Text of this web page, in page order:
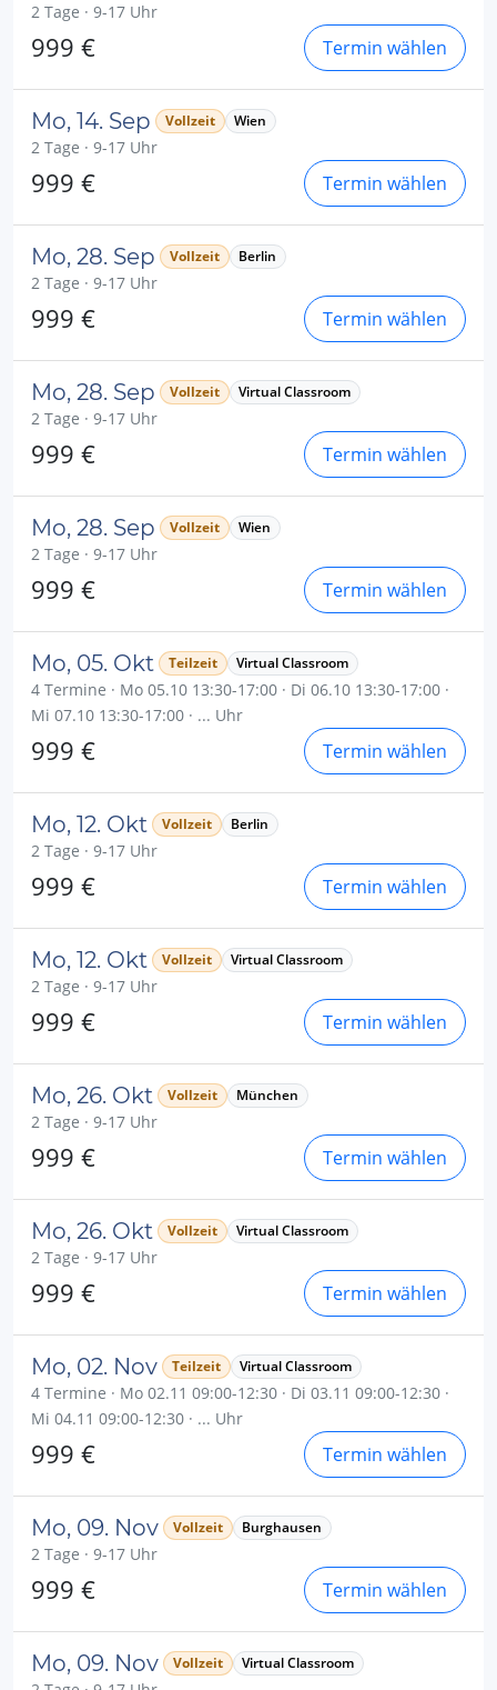
2 Tage · 9-17 Uhr
999 € Termin wählen
Mo, 14. Sep Vollzeit Wien
2 Tage · 9-17 Uhr
999 € Termin wählen
Mo, 28. Sep Vollzeit Berlin
2 Tage · 9-17 Uhr
999 € Termin wählen
Mo, 28. Sep Vollzeit Virtual Classroom
2 Tage · 9-17 Uhr
999 € Termin wählen
Mo, 28. Sep Vollzeit Wien
2 Tage · 9-17 Uhr
999 € Termin wählen
Mo, 05. Okt Teilzeit Virtual Classroom
4 Termine · Mo 05.10 13:30-17:00 · Di 06.10 13:30-17:00 ·
Mi 07.10 13:30-17:00 · ... Uhr
999 € Termin wählen
Mo, 12. Okt Vollzeit Berlin
2 Tage · 9-17 Uhr
999 € Termin wählen
Mo, 12. Okt Vollzeit Virtual Classroom
2 Tage · 9-17 Uhr
999 € Termin wählen
Mo, 26. Okt Vollzeit München
2 Tage · 9-17 Uhr
999 € Termin wählen
Mo, 26. Okt Vollzeit Virtual Classroom
2 Tage · 9-17 Uhr
999 € Termin wählen
Mo, 02. Nov Teilzeit Virtual Classroom
4 Termine · Mo 02.11 09:00-12:30 · Di 03.11 09:00-12:30 ·
Mi 04.11 09:00-12:30 · ... Uhr
999 € Termin wählen
Mo, 09. Nov Vollzeit Burghausen
2 Tage · 9-17 Uhr
999 € Termin wählen
Mo, 09. Nov Vollzeit Virtual Classroom